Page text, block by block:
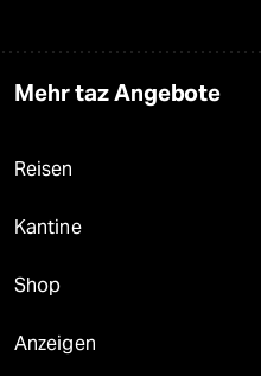
Mehr taz Angebote
Reisen
Kantine
Shop
Anzeigen